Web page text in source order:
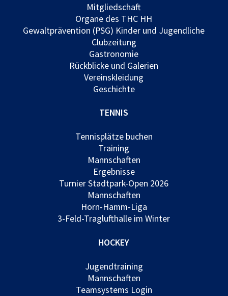
Mitgliedschaft
Organe des THC HH
Gewaltprävention (PSG) Kinder und Jugendliche
Clubzeitung
Gastronomie
Rückblicke und Galerien
Vereinskleidung
Geschichte
TENNIS
Tennisplätze buchen
Training
Mannschaften
Ergebnisse
Turnier Stadtpark-Open 2026
Mannschaften
Horn-Hamm-Liga
3-Feld-Traglufthalle im Winter
HOCKEY
Jugendtraining
Mannschaften
Teamsystems Login